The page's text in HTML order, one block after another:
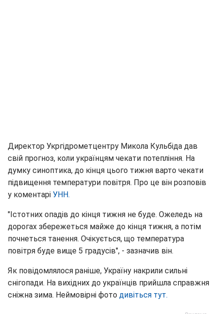
Директор Укргідрометцентру Микола Кульбіда дав
свій прогноз, коли українцям чекати потепління. На
думку синоптика, до кінця цього тижня варто чекати
підвищення температури повітря. Про це він розповів
у коментарі УНН.
"Істотних опадів до кінця тижня не буде. Ожеледь на
дорогах збережеться майже до кінця тижня, а потім
почнеться танення. Очікується, що температура
повітря буде вище 5 градусів", - зазначив він.
Як повідомлялося раніше, Україну накрили сильні
снігопади. На вихідних до українців прийшла справжня
сніжна зима. Неймовірні фото дивіться тут.